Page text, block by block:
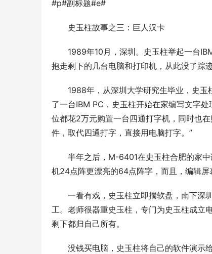
#p#副标题#e#
史玉柱故事之三：巨人汉卡
1989年10月，深圳。史玉柱举起一台
抱走剩下的几台电脑和打印机，从此没了踪
1988年，从深圳大学研究生毕业，史玉
了一台IBM PC，史玉柱开始在家编写文字
位都花2万元购置一台四通打字机，同时也
件，取代四通打字，直接用电脑打字。”
半年之后，M-6401在史玉柱合肥的家中
机24点阵更漂亮的64点阵字，而且，编辑
一看有戏，史玉柱立即揣软盘，南下深圳
工。老师很器重史玉柱，专门为史玉柱成立
剩下都归自己所有。
没钱买电脑，史玉柱将自己的软件演示给